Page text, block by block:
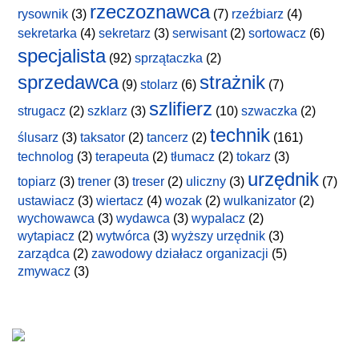
rysownik (3) rzeczoznawca(7) rzeźbiarz (4)
sekretarka (4) sekretarz (3) serwisant(2) sortowacz (6)
specjalista(92) sprzątaczka (2)
sprzedawca(9) stolarz (6) strażnik (7)
strugacz (2) szklarz (3) szlifierz (10) szwaczka (2)
ślusarz (3) taksator (2) tancerz (2) technik (161)
technolog (3) terapeuta (2) tłumacz (2) tokarz (3)
topiarz (3) trener (3) treser (2) uliczny (3) urzędnik (7)
ustawiacz (3) wiertacz (4) wozak (2) wulkanizator (2)
wychowawca (3) wydawca (3) wypalacz (2)
wytapiacz (2) wytwórca (3) wyższy urzędnik (3)
zarządca (2) zawodowy działacz organizacji (5)
zmywacz (3)